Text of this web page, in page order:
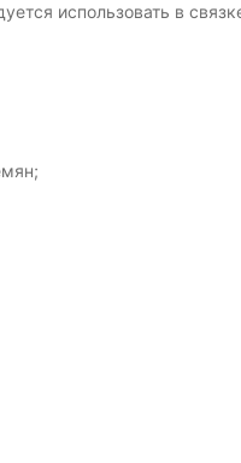
использовать в